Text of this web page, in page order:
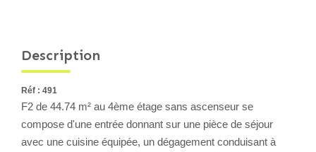
Nous Rejoindre
Description
Réf : 491
F2 de 44.74 m² au 4ème étage sans ascenseur se
compose d'une entrée donnant sur une pièce de séjour
avec une cuisine équipée, un dégagement conduisant à